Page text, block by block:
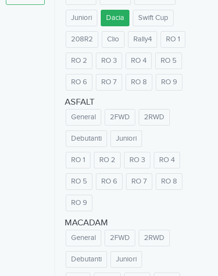
Juniori Dacia Swift Cup
208R2 Clio Rally4 RO 1
RO 2 RO 3 RO 4 RO 5
RO 6 RO 7 RO 8 RO 9
ASFALT
General 2FWD 2RWD
Debutanti Juniori
RO 1 RO 2 RO 3 RO 4
RO 5 RO 6 RO 7 RO 8
RO 9
MACADAM
General 2FWD 2RWD
Debutanti Juniori